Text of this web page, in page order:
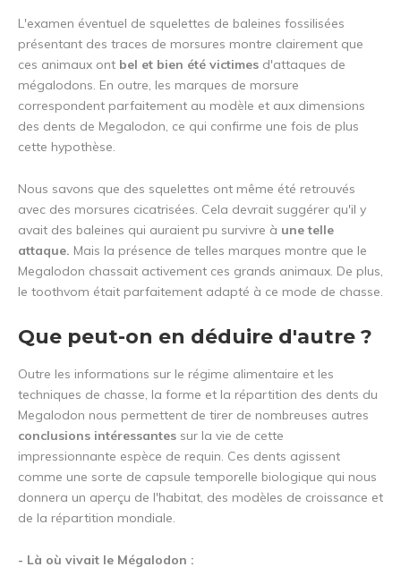
L'examen éventuel de squelettes de baleines fossilisées
présentant des traces de morsures montre clairement que
ces animaux ont bel et bien été victimes d'attaques de
mégalodons. En outre, les marques de morsure
correspondent parfaitement au modèle et aux dimensions
des dents de Megalodon, ce qui confirme une fois de plus
cette hypothèse.
Nous savons que des squelettes ont même été retrouvés
avec des morsures cicatrisées. Cela devrait suggérer qu'il y
avait des baleines qui auraient pu survivre à une telle
attaque. Mais la présence de telles marques montre que le
Megalodon chassait activement ces grands animaux. De plus,
le toothvom était parfaitement adapté à ce mode de chasse.
Que peut-on en déduire d'autre ?
Outre les informations sur le régime alimentaire et les
techniques de chasse, la forme et la répartition des dents du
Megalodon nous permettent de tirer de nombreuses autres
conclusions intéressantes sur la vie de cette
impressionnante espèce de requin. Ces dents agissent
comme une sorte de capsule temporelle biologique qui nous
donnera un aperçu de l'habitat, des modèles de croissance et
de la répartition mondiale.
- Là où vivait le Mégalodon :